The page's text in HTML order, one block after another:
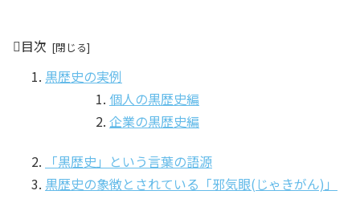
目次
黒歴史の実例
個人の黒歴史編
企業の黒歴史編
「黒歴史」という言葉の語源
黒歴史の象徴とされている「邪気眼(じゃきがん)」